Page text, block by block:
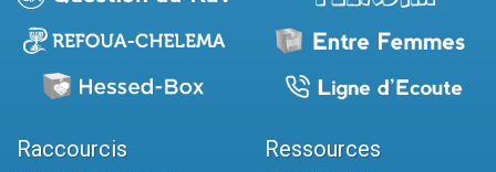
Raccourcis Ressources